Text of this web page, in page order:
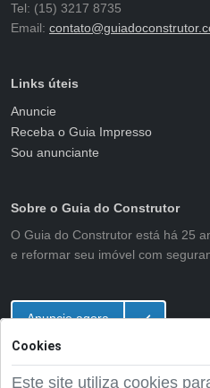
Tel: (15) 3217 8735
Email:
Links úteis
Anuncie
Receba o Guia Impresso
Sou anunciante
Sobre o Guia do Construtor
O Guia do Construtor está há 25
e reformar seu imóvel com
Anuncie agora
Cookies
Este site utiliza cookies